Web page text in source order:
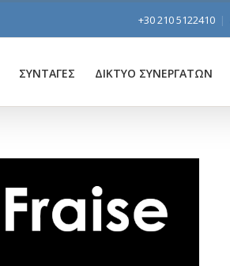
+30 210 5122410 |
ΣΥΝΤΑΓΕΣ ΔΙΚΤΥΟ ΣΥΝΕΡΓΑΤΩΝ